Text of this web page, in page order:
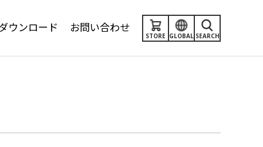
SEARCH
GLOBAL
STORE
ウンロード お問い合わせ